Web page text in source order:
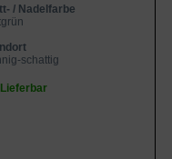
/ Nadelfarbe
schattig
Lieferbar